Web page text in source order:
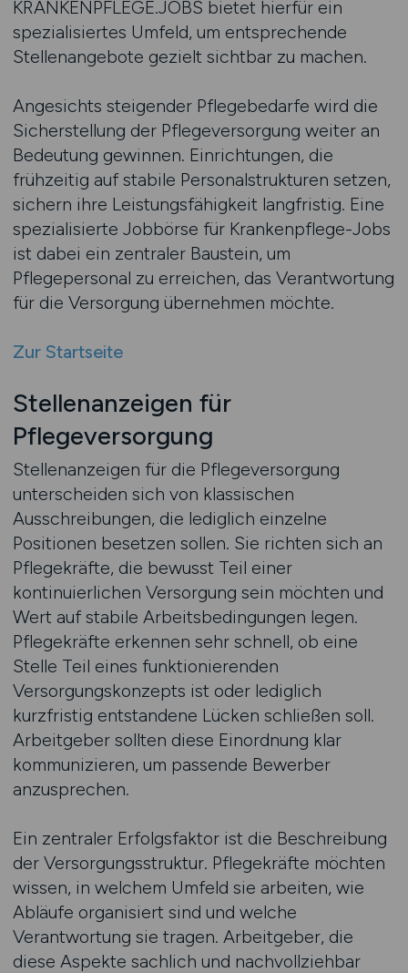
KRANKENPFLEGE.JOBS bietet hierfür ein
spezialisiertes Umfeld, um entsprechende
Stellenangebote gezielt sichtbar zu machen.
Angesichts steigender Pflegebedarfe wird die
Sicherstellung der Pflegeversorgung weiter an
Bedeutung gewinnen. Einrichtungen, die
frühzeitig auf stabile Personalstrukturen setzen,
sichern ihre Leistungsfähigkeit langfristig. Eine
spezialisierte Jobbörse für Krankenpflege-Jobs
ist dabei ein zentraler Baustein, um
Pflegepersonal zu erreichen, das Verantwortung
für die Versorgung übernehmen möchte.
Zur Startseite
Stellenanzeigen für
Pflegeversorgung
Stellenanzeigen für die Pflegeversorgung
unterscheiden sich von klassischen
Ausschreibungen, die lediglich einzelne
Positionen besetzen sollen. Sie richten sich an
Pflegekräfte, die bewusst Teil einer
kontinuierlichen Versorgung sein möchten und
Wert auf stabile Arbeitsbedingungen legen.
Pflegekräfte erkennen sehr schnell, ob eine
Stelle Teil eines funktionierenden
Versorgungskonzepts ist oder lediglich
kurzfristig entstandene Lücken schließen soll.
Arbeitgeber sollten diese Einordnung klar
kommunizieren, um passende Bewerber
anzusprechen.
Ein zentraler Erfolgsfaktor ist die Beschreibung
der Versorgungsstruktur. Pflegekräfte möchten
wissen, in welchem Umfeld sie arbeiten, wie
Abläufe organisiert sind und welche
Verantwortung sie tragen. Arbeitgeber, die
diese Aspekte sachlich und nachvollziehbar